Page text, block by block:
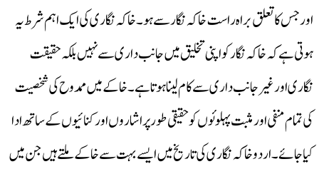
اور جس کا تعلق براہ راست خاکہ نگار سے ہو۔خاکہ نگاری کی ایک اہم شرط یہ
ہوتی ہے کہ خاکہ نگار کو اپنی تخلیق میں جانب داری سے نہیں بلکہ حقیقت
نگاری اور غیر جانب داری سے کام لینا ہوتا ہے۔خاکے میں ممدوح کی شخصیت
کی تمام منفی اور مثبت پہلوئوں کو حقیقی طور پر اشاروں اور کنائیوں کے ساتھ ادا
کیا جائے۔اردو خاکہ نگاری کی تاریخ میں ایسے بہت سے خاکے ملتے ہیں جن میں